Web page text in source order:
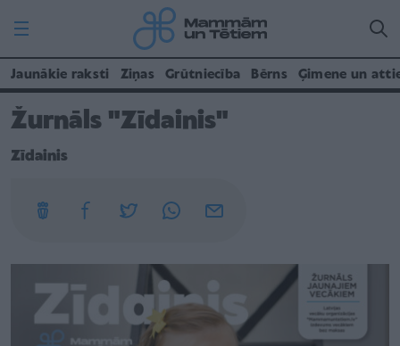
Jaunākie raksti Ziņas Grūtniecība Bērns Ģimene un
Žurnāls "Zīdainis"
Zīdainis